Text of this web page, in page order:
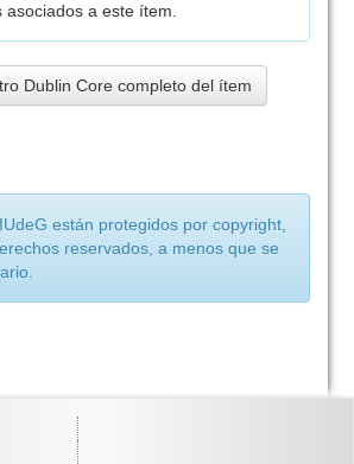
asociados a este ítem.
Dublin Core completo del ítem
están protegidos por copyright,
reservados, a menos que se